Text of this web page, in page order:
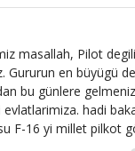
masallah, Pilot
Gururun en büyügü
bu günlere
evlatlarimiza. hadi
F-16 yi millet pilkot